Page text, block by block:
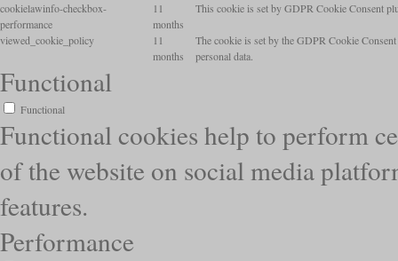
cookielawinfo-checkbox-
performance
11
months
This cookie is set by GDPR Cookie Consent
viewed_cookie_policy
11
months
The cookie is set by the GDPR Cookie
personal data.
Functional
Functional
Functional cookies help to perform
of the website on social media
features.
Performance